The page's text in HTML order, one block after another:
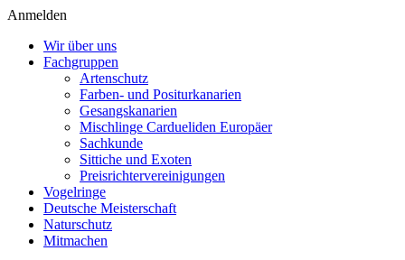
Anmelden
Wir über uns
Fachgruppen
Artenschutz
Farben- und Positurkanarien
Gesangskanarien
Mischlinge Cardueliden Europäer
Sachkunde
Sittiche und Exoten
Preisrichtervereinigungen
Vogelringe
Deutsche Meisterschaft
Naturschutz
Mitmachen